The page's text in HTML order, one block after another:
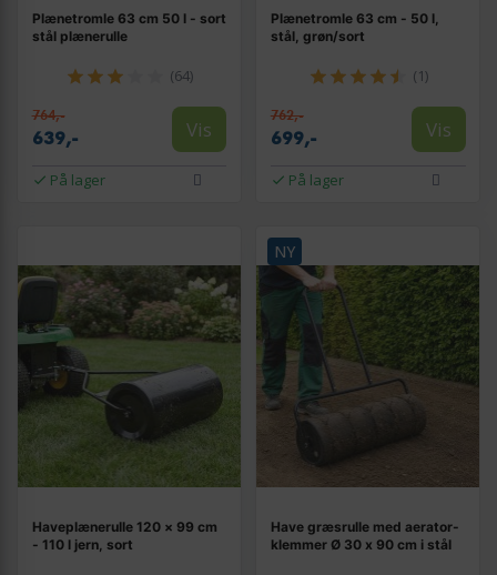
Plænetromle 63 cm 50 l - sort
stål plænerulle
(64)
764,-
639,- Vis
På lager
Plænetromle 63 cm - 50 l,
stål, grøn/sort
(1)
762,-
699,- Vis
På lager
Haveplænerulle 120 × 99 cm
- 110 l jern, sort
NY
Have græsrulle med aerator-
klemmer Ø 30 x 90 cm i stål